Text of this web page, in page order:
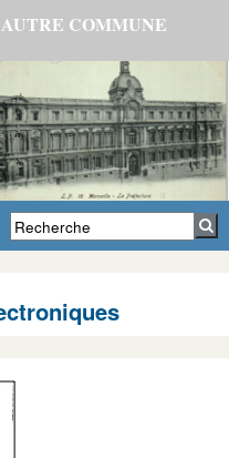
COMMUNE